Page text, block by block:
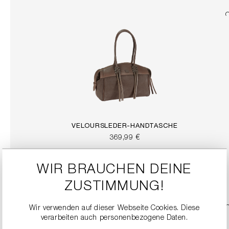
VELOURSLEDER-HANDTASCHE
369,99 €
DETAILS
WIR BRAUCHEN DEINE
ZUSTIMMUNG!
Wir verwenden auf dieser Webseite Cookies. Diese
verarbeiten auch personenbezogene Daten.